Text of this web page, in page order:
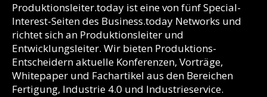
Produktionsleiter.today ist eine von fünf Special-
Interest-Seiten des Business.today Networks und
richtet sich an Produktionsleiter und
Entwicklungsleiter. Wir bieten Produktions-
Entscheidern aktuelle Konferenzen, Vorträge,
Whitepaper und Fachartikel aus den Bereichen
Fertigung, Industrie 4.0 und Industrieservice.